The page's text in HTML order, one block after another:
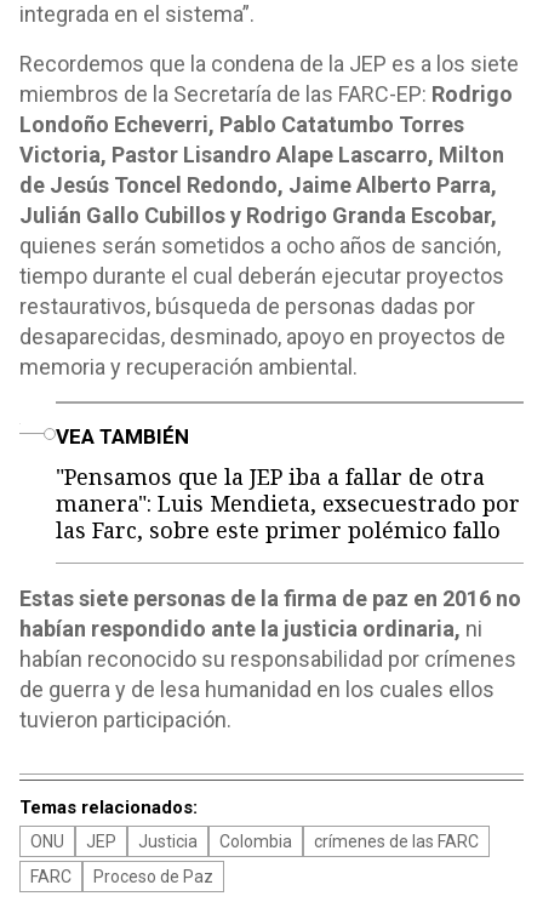
integrada en el sistema”.
Recordemos que la condena de la JEP es a los siete
miembros de la Secretaría de las FARC-EP: Rodrigo
Londoño Echeverri, Pablo Catatumbo Torres
Victoria, Pastor Lisandro Alape Lascarro, Milton
de Jesús Toncel Redondo, Jaime Alberto Parra,
Julián Gallo Cubillos y Rodrigo Granda Escobar,
quienes serán sometidos a ocho años de sanción,
tiempo durante el cual deberán ejecutar proyectos
restaurativos, búsqueda de personas dadas por
desaparecidas, desminado, apoyo en proyectos de
memoria y recuperación ambiental.
VEA TAMBIÉN
"Pensamos que la JEP iba a fallar de otra
manera": Luis Mendieta, exsecuestrado por
las Farc, sobre este primer polémico fallo
Estas siete personas de la firma de paz en 2016 no
habían respondido ante la justicia ordinaria, ni
habían reconocido su responsabilidad por crímenes
de guerra y de lesa humanidad en los cuales ellos
tuvieron participación.
Temas relacionados:
ONU JEP Justicia Colombia
crímenes de las FARC
FARC
Proceso de Paz